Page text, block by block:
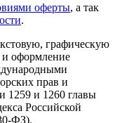
оферты, а так
.
графическую
оформление
прав и
1259 и 1260 главы
Российской
ФЗ).